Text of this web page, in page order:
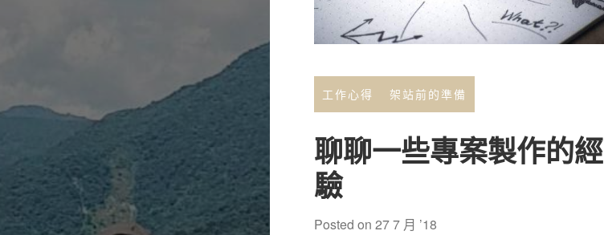
工作心得 架站前的準備
聊聊一些專案製作的經
驗
Posted on27 7 月 ’18